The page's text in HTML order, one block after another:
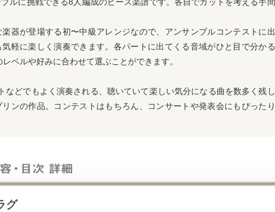
ルに挑戦できる8人編成のピース楽譜です。各自でカットを考える手間
器が登場する初〜中級アレンジなので、アンサンブルコンテストに出
軽に楽しく演奏できます。各パートに出てくる音域がひと目で分かる
ベルや好みに合わせて選ぶことができます。
などでもよく演奏される、聴いていて楽しい気分になる曲を数多く残し
ンの作品。コンテストはもちろん、コンサートや発表会にもぴったり
グ